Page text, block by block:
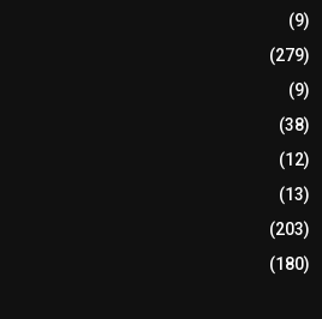
(9)
(279)
(9)
(38)
(12)
(13)
(203)
(180)